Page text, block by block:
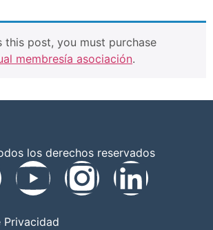
this post, you must purchase
membresía asociación.
los derechos reservados
Privacidad